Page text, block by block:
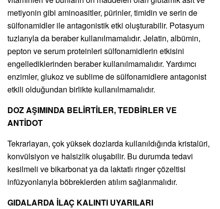
metiyonin gibi aminoasitler, pürinler, timidin ve serin de
sülfonamidler ile antagonistik etki oluşturabilir. Potasyum
tuzlarıyla da beraber kullanılmamalıdır. Jelatin, albümin,
pepton ve serum proteinleri sülfonamidlerin etkisini
engellediklerinden beraber kullanılmamalıdır. Yardımcı
enzimler, glukoz ve sublime de sülfonamidlere antagonist
etkili olduğundan birlikte kullanılmamalıdır.
DOZ AŞIMINDA BELİRTİLER, TEDBİRLER VE
ANTİDOT
Tekrarlayan, çok yüksek dozlarda kullanıldığında kristalüri,
konvülsiyon ve halsizlik oluşabilir. Bu durumda tedavi
kesilmeli ve bikarbonat ya da laktatlı ringer çözeltisi
infüzyonlarıyla böbreklerden atılım sağlanmalıdır.
GIDALARDA İLAÇ KALINTI UYARILARI